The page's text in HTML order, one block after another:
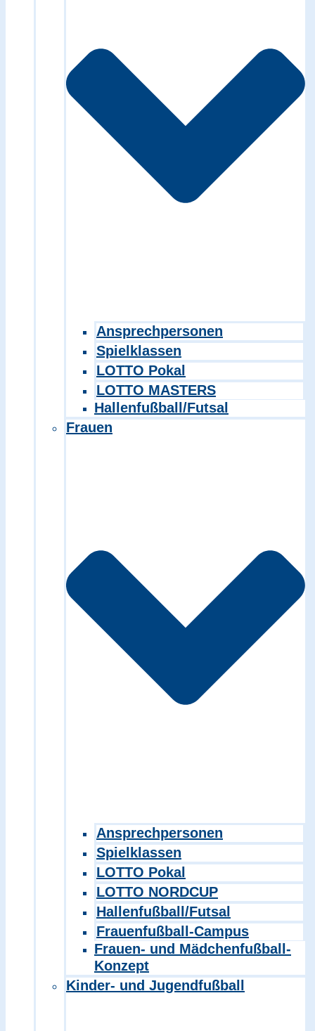
Ansprechpersonen
Spielklassen
LOTTO Pokal
LOTTO MASTERS
Hallenfußball/Futsal
Frauen
Ansprechpersonen
Spielklassen
LOTTO Pokal
LOTTO NORDCUP
Hallenfußball/Futsal
Frauenfußball-Campus
Frauen- und Mädchenfußball-
Konzept
Kinder- und Jugendfußball